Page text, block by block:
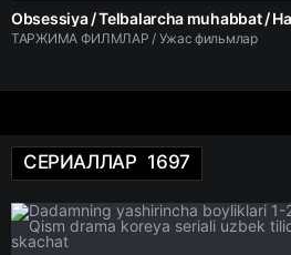
ТАРЖИМА ФИЛМЛАР / Ужас фильмлар
СЕРИАЛЛАР 1697